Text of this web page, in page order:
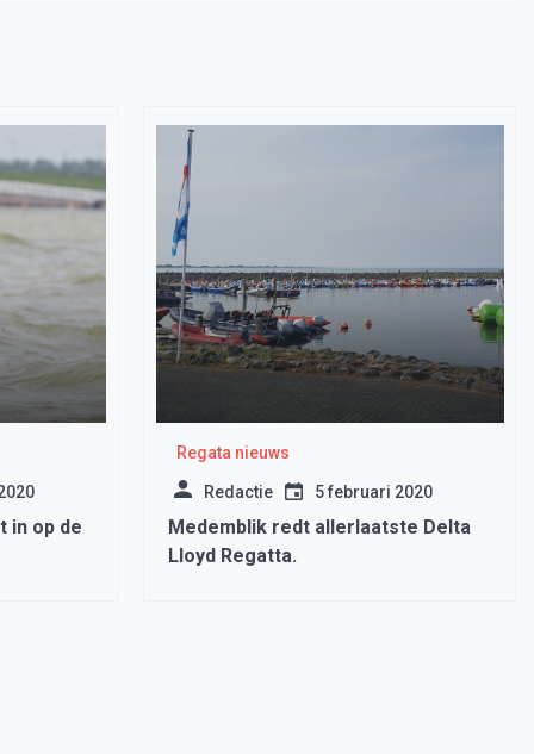
in op de
Regata nieuws
Redactie 5 februari 2020
Medemblik redt allerlaatste Delta
Lloyd Regatta.